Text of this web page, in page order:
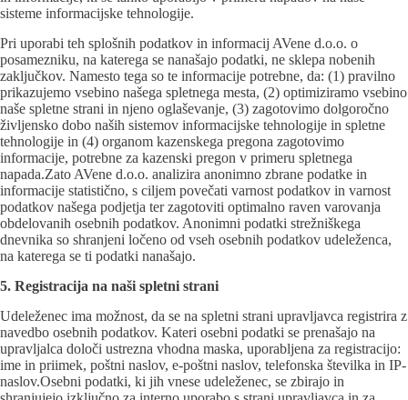
sisteme informacijske tehnologije.
Pri uporabi teh splošnih podatkov in informacij AVene d.o.o. o
posamezniku, na katerega se nanašajo podatki, ne sklepa nobenih
zaključkov. Namesto tega so te informacije potrebne, da: (1) pravilno
prikazujemo vsebino našega spletnega mesta, (2) optimiziramo vsebino
naše spletne strani in njeno oglaševanje, (3) zagotovimo dolgoročno
življensko dobo naših sistemov informacijske tehnologije in spletne
tehnologije in (4) organom kazenskega pregona zagotovimo
informacije, potrebne za kazenski pregon v primeru spletnega
napada.Zato AVene d.o.o. analizira anonimno zbrane podatke in
informacije statistično, s ciljem povečati varnost podatkov in varnost
podatkov našega podjetja ter zagotoviti optimalno raven varovanja
obdelovanih osebnih podatkov. Anonimni podatki strežniškega
dnevnika so shranjeni ločeno od vseh osebnih podatkov udeleženca,
na katerega se ti podatki nanašajo.
5. Registracija na naši spletni strani
Udeleženec ima možnost, da se na spletni strani upravljavca registrira z
navedbo osebnih podatkov. Kateri osebni podatki se prenašajo na
upravljalca določi ustrezna vhodna maska, uporabljena za registracijo:
ime in priimek, poštni naslov, e-poštni naslov, telefonska številka in IP-
naslov.Osebni podatki, ki jih vnese udeleženec, se zbirajo in